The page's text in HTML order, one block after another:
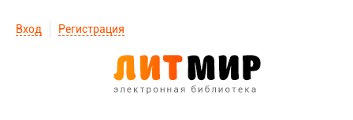
Вход Регистрация